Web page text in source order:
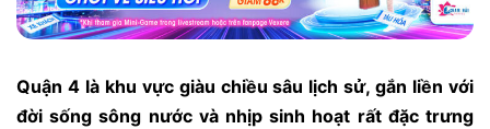
Quận 4 là khu vực giàu chiều sâu lịch sử, gắn liền với
đời sống sông nước và nhịp sinh hoạt rất đặc trưng